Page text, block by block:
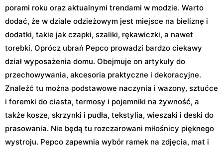
porami roku oraz aktualnymi trendami w modzie. Warto
dodać, że w dziale odzieżowym jest miejsce na bieliznę i
dodatki, takie jak czapki, szaliki, rękawiczki, a nawet
torebki. Oprócz ubrań Pepco prowadzi bardzo ciekawy
dział wyposażenia domu. Obejmuje on artykuły do
przechowywania, akcesoria praktyczne i dekoracyjne.
Znaleźć tu można podstawowe naczynia i wazony, sztućce
i foremki do ciasta, termosy i pojemniki na żywność, a
także kosze, skrzynki i pudła, tekstylia, wieszaki i deski do
prasowania. Nie będą tu rozczarowani miłośnicy pięknego
wystroju. Pepco zapewnia wybór ramek na zdjęcia, mat i